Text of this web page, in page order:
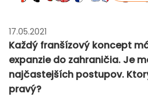
17.05.2021
Každý franšízový koncept
expanzie do zahraničia. Je
najčastejších postupov.
pravý?